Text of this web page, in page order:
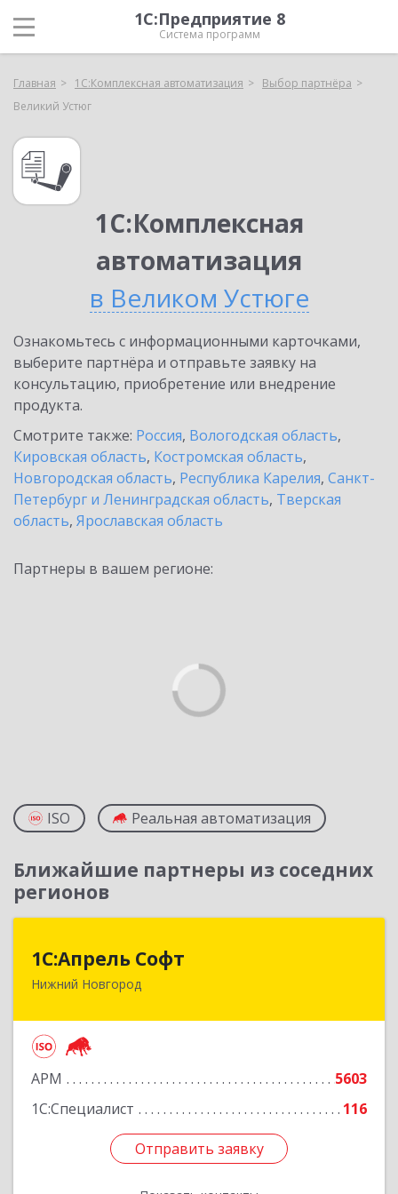
1С:Предприятие 8
Система программ
Главная 1С:Комплексная автоматизация
Выбор партнёра
Великий Устюг
1С:Комплексная
автоматизация
в Великом Устюге
Ознакомьтесь с информационными карточками,
выберите партнёра и отправьте заявку на
консультацию, приобретение или внедрение
продукта.
Смотрите также: Россия, Вологодская область,
Кировская область, Костромская область,
Новгородская область, Республика Карелия, Санкт-
Петербург и Ленинградская область, Тверская
область, Ярославская область
Партнеры в вашем регионе:
ISO Реальная автоматизация
Ближайшие партнеры из соседних
регионов
1С:Апрель Софт
Нижний Новгород
АРМ
5603
1С:Специалист
116
Отправить заявку
603000, Нижегородская обл, Нижний Новгород
Отправить заявку